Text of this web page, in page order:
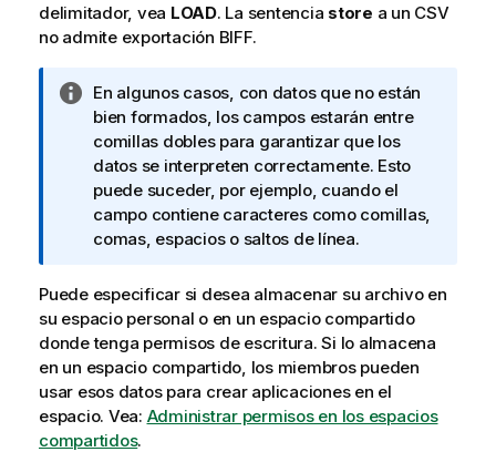
delimitador, vea LOAD. La sentencia store a un CSV
no admite exportación BIFF.
N
o
t
a
i
n
f
r
m
a
t
i
v
a
En algunos casos, con datos que no están
bien formados, los campos estarán entre
comillas dobles para garantizar que los
datos se interpreten correctamente. Esto
puede suceder, por ejemplo, cuando el
campo contiene caracteres como comillas,
comas, espacios o saltos de línea.
Puede especificar si desea almacenar su archivo en
su espacio personal o en un espacio compartido
donde tenga permisos de escritura. Si lo almacena
en un espacio compartido, los miembros pueden
usar esos datos para crear aplicaciones en el
espacio. Vea: Administrar permisos en los espacios
compartidos.